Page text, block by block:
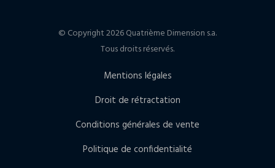
© Copyright 2026 Quatrième Dimension s.a.
Tous droits réservés.
Mentions légales
Droit de rétractation
Conditions générales de vente
Politique de confidentialité